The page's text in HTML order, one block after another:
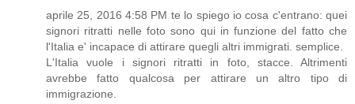
aprile 25, 2016 4:58 PM te lo spiego io cosa c'entrano: quei
signori ritratti nelle foto sono qui in funzione del fatto che
l'Italia e' incapace di attirare quegli altri immigrati. semplice.
L'Italia vuole i signori ritratti in foto, stacce. Altrimenti
avrebbe fatto qualcosa per attirare un altro tipo di
immigrazione.